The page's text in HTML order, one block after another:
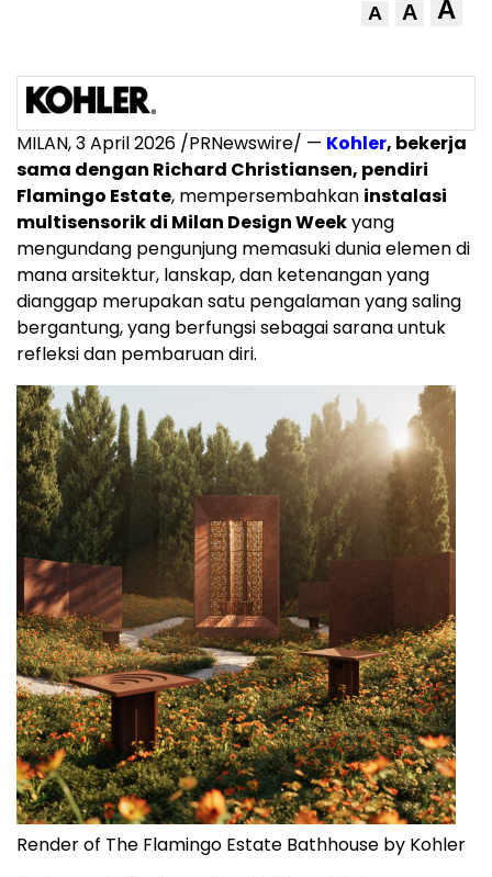
A A A
MILAN,3 April 2026 /PRNewswire/ — Kohler, bekerja
sama dengan Richard Christiansen, pendiri
Flamingo Estate, mempersembahkan instalasi
multisensorik di Milan Design Weekyang
mengundang pengunjung memasuki dunia elemen di
mana arsitektur, lanskap, dan ketenangan yang
dianggap merupakan satu pengalaman yang saling
bergantung, yang berfungsi sebagai sarana untuk
refleksi dan pembaruan diri.
Render of The Flamingo Estate Bathhouse by Kohler